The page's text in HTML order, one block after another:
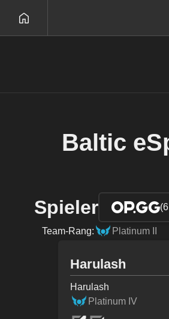
Baltic
Spieler
Team-Rang: Platinum II
Harulash
Harulash
Platinum IV